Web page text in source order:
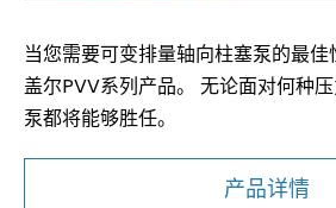
当您需要可变排量轴向柱塞泵的最
盖尔PVV系列产品。 无论面对何种
泵都将能够胜任。
产品详情